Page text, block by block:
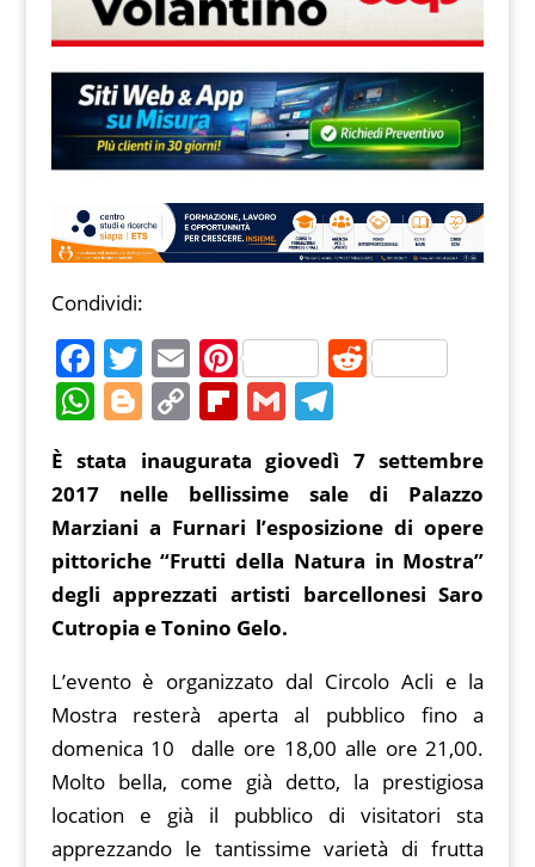
Condividi:
F
a
c
e
b
o
o
k
T
w
itt
er
E
m
ai
l
Pi
nt
er
e
st
R
di
t
W
at
s
A
p
p
Bl
o
g
g
er
C
p
y
Li
n
k
Fl
b
o
ar
d
G
ai
l
T
el
e
gr
a
m
È stata inaugurata giovedì 7 settembre
2017 nelle bellissime sale di Palazzo
Marziani a Furnari l’esposizione di opere
pittoriche “Frutti della Natura in Mostra”
degli apprezzati artisti barcellonesi Saro
Cutropia e Tonino Gelo.
L’evento è organizzato dal Circolo Acli e la
Mostra resterà aperta al pubblico fino a
domenica 10 dalle ore 18,00 alle ore 21,00.
Molto bella, come già detto, la prestigiosa
location e già il pubblico di visitatori sta
apprezzando le tantissime varietà di frutta